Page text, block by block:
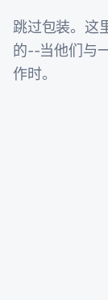
跳过包装。这
的--当他们与
作时。